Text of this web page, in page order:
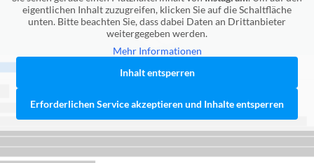
eigentlichen Inhalt zuzugreifen, klicken Sie auf die Schaltfläche
unten. Bitte beachten Sie, dass dabei Daten an Drittanbieter
weitergegeben werden.
Mehr Informationen
Inhalt entsperren
Erforderlichen Service akzeptieren und Inhalte entsperren